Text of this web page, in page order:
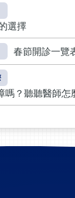
機能，它能幫
如憂鬱症，提供
安全性高、
一般來說其療
40分鐘，10次
傷的狀況來決
個療程，才會
一個療程的第
另外之前頭暈
選擇
春節開診一覽
？聽聽醫師怎